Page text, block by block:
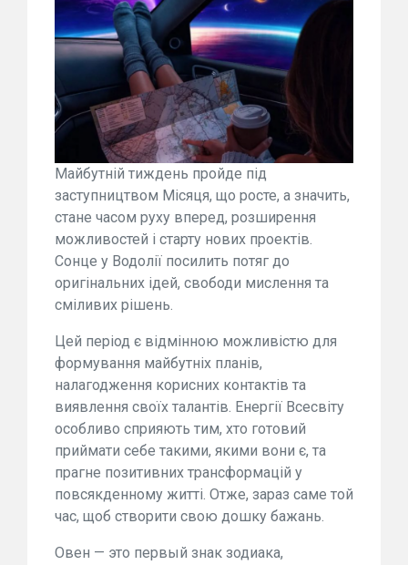
Майбутній тиждень пройде під
заступництвом Місяця, що росте, а значить,
стане часом руху вперед, розширення
можливостей і старту нових проектів.
Сонце у Водолії посилить потяг до
оригінальних ідей, свободи мислення та
сміливих рішень.
Цей період є відмінною можливістю для
формування майбутніх планів,
налагодження корисних контактів та
виявлення своїх талантів. Енергії Всесвіту
особливо сприяють тим, хто готовий
приймати себе такими, якими вони є, та
прагне позитивних трансформацій у
повсякденному житті. Отже, зараз саме той
час, щоб створити свою дошку бажань.
Овен — это первый знак зодиака,